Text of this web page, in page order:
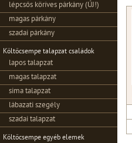
lépcsős köríves párkány (ÚJ!)
magas párkány
szadai párkány
Költőcsempe talapzat családok
lapos talapzat
magas talapzat
sima talapzat
lábazati szegély
szadai talapzat
Költőcsempe egyéb elemek